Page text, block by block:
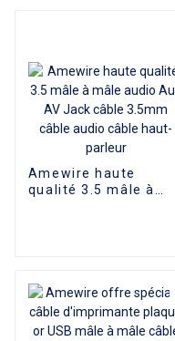
Amewire haute
qualité 3.5 mâle à